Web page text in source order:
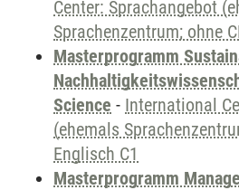
Center: Sprachangebot
Sprachenzentrum; ohne
Masterprogramm
Science - International
(ehemals
Englisch C1
Masterprogramm